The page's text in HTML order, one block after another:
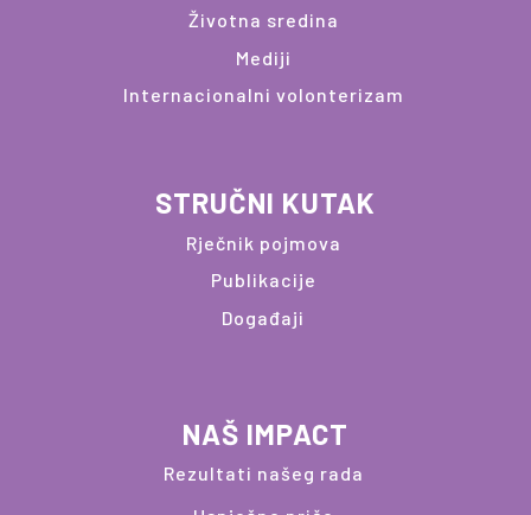
Životna sredina
Mediji
Internacionalni volonterizam
STRUČNI KUTAK
Rječnik pojmova
Publikacije
Događaji
NAŠ IMPACT
Rezultati našeg rada